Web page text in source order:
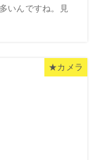
いんですね。見
★カメラ